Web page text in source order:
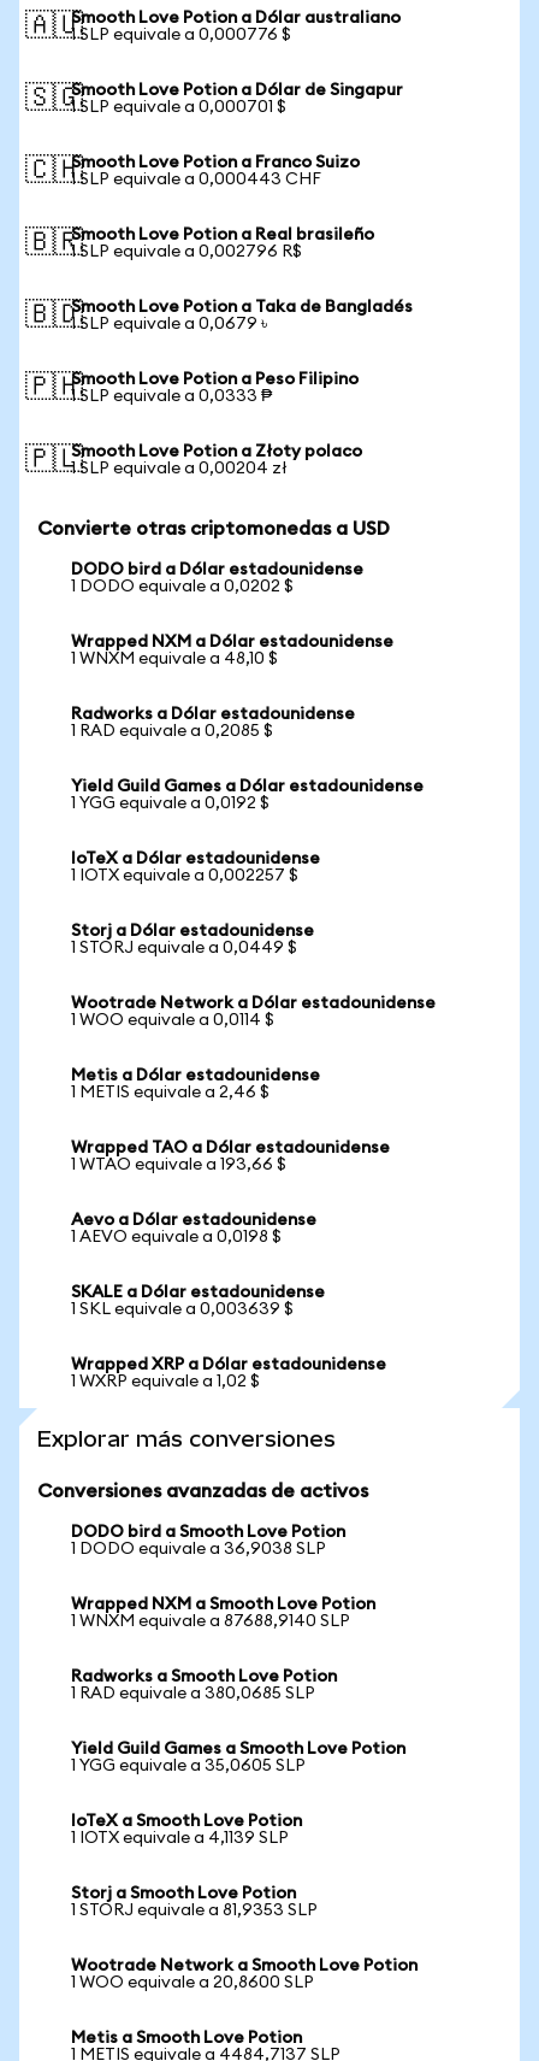
🇦🇺Smooth Love Potion a Dólar australiano
1 SLP equivale a 0,000776 $
🇸🇬Smooth Love Potion a Dólar de Singapur
1 SLP equivale a 0,000701 $
🇨🇭Smooth Love Potion a Franco Suizo
1 SLP equivale a 0,000443 CHF
🇧🇷Smooth Love Potion a Real brasileño
1 SLP equivale a 0,002796 R$
🇧🇩Smooth Love Potion a Taka de Bangladés
1 SLP equivale a 0,0679 ৳
🇵🇭Smooth Love Potion a Peso Filipino
1 SLP equivale a 0,0333 ₱
🇵🇱Smooth Love Potion a Złoty polaco
1 SLP equivale a 0,00204 zł
Convierte otras criptomonedas a USD
DODO bird a Dólar estadounidense
1 DODO equivale a 0,0202 $
Wrapped NXM a Dólar estadounidense
1 WNXM equivale a 48,10 $
Radworks a Dólar estadounidense
1 RAD equivale a 0,2085 $
Yield Guild Games a Dólar estadounidense
1 YGG equivale a 0,0192 $
IoTeX a Dólar estadounidense
1 IOTX equivale a 0,002257 $
Storj a Dólar estadounidense
1 STORJ equivale a 0,0449 $
Wootrade Network a Dólar estadounidense
1 WOO equivale a 0,0114 $
Metis a Dólar estadounidense
1 METIS equivale a 2,46 $
Wrapped TAO a Dólar estadounidense
1 WTAO equivale a 193,66 $
Aevo a Dólar estadounidense
1 AEVO equivale a 0,0198 $
SKALE a Dólar estadounidense
1 SKL equivale a 0,003639 $
Wrapped XRP a Dólar estadounidense
1 WXRP equivale a 1,02 $
Explorar más conversiones
Conversiones avanzadas de activos
DODO bird a Smooth Love Potion
1 DODO equivale a 36,9038 SLP
Wrapped NXM a Smooth Love Potion
1 WNXM equivale a 87688,9140 SLP
Radworks a Smooth Love Potion
1 RAD equivale a 380,0685 SLP
Yield Guild Games a Smooth Love Potion
1 YGG equivale a 35,0605 SLP
IoTeX a Smooth Love Potion
1 IOTX equivale a 4,1139 SLP
Storj a Smooth Love Potion
1 STORJ equivale a 81,9353 SLP
Wootrade Network a Smooth Love Potion
1 WOO equivale a 20,8600 SLP
Metis a Smooth Love Potion
1 METIS equivale a 4484,7137 SLP